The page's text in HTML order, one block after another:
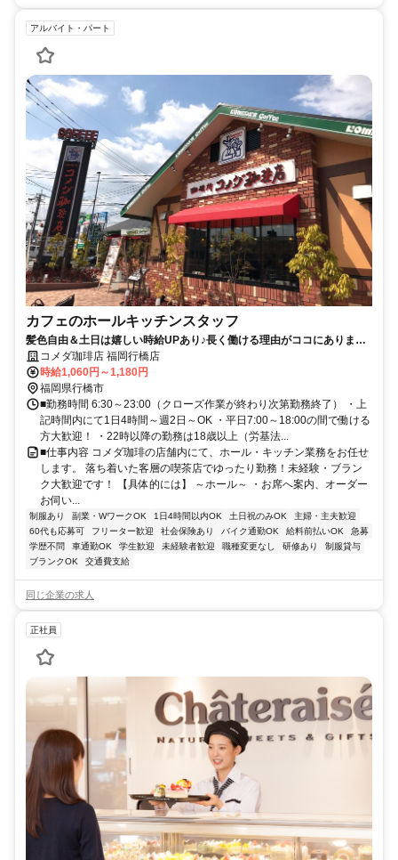
アルバイト・パート
カフェのホールキッチンスタッフ
髪色自由＆土日は嬉しい時給UPあり♪長く働ける理由がココにありま
す！コメダ珈琲店 福岡行橋店
時給1,060円～1,180円
福岡県行橋市
■勤務時間 6:30～23:00（クローズ作業が終わり次第勤務終了） ・上
記時間内にて1日4時間～週2日～OK ・平日7:00～18:00の間で働ける
方大歓迎！ ・22時以降の勤務は18歳以上（労基法...
■仕事内容 コメダ珈琲の店舗内にて、ホール・キッチン業務をお任せ
します。 落ち着いた客層の喫茶店でゆったり勤務！未経験・ブラン
ク大歓迎です！ 【具体的には】 ～ホール～ ・お席へ案内、オーダー
お伺い...
制服あり 副業・WワークOK 1日4時間以内OK 土日祝のみOK
主婦・主夫歓迎
60代も応募可
フリーター歓迎 社会保険あり バイク通勤OK 給料前払いOK
急募
学歴不問
車通勤OK 学生歓迎 未経験者歓迎 職種変更なし 研修あり
制服貸与
ブランクOK
交通費支給
同じ企業の求人
正社員